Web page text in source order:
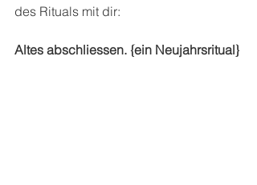
des Rituals mit dir:
Altes abschliessen. {ein Neujahrsritual}